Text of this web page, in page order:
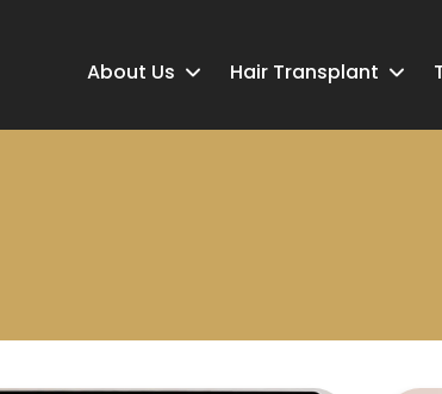
About Us Hair Transplant